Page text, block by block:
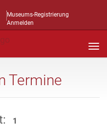
Museums-Registrierung
Anmelden
Termine
1